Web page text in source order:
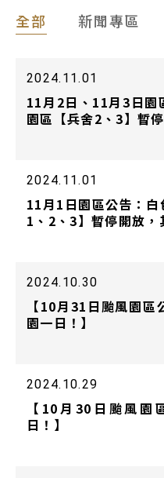
全部 新聞專區
2024.11.01
11月2日、11月3日園
園區【兵舍2、3】暫
2024.11.01
11月1日園區公告：
1、2、3】暫停開放，
2024.10.30
【10月31日颱風園
園一日！】
2024.10.29
【10月30日颱風園
日！】